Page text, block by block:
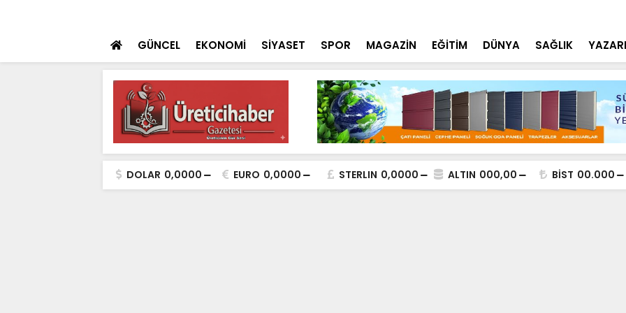
GÜNCEL EKONOMİ SİYASET SPOR MAGAZİN EĞİTİM DÜNYA SAĞLIK
DOLAR 0,0000 EURO 0,0000 STERLIN 0,0000 ALTIN 000,00 BİST 00.000